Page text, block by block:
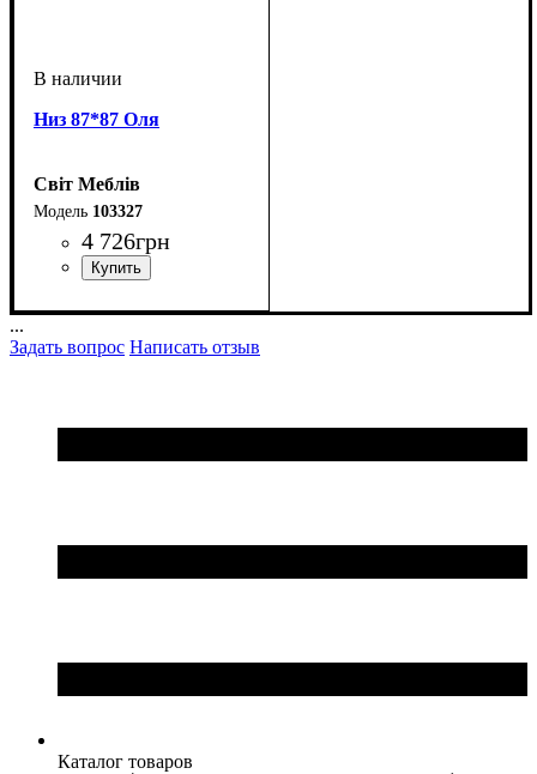
Низ 87*87 Оля
Світ Меблів
103327
4 726грн
...
Задать вопрос Написать отзыв
Каталог товаров